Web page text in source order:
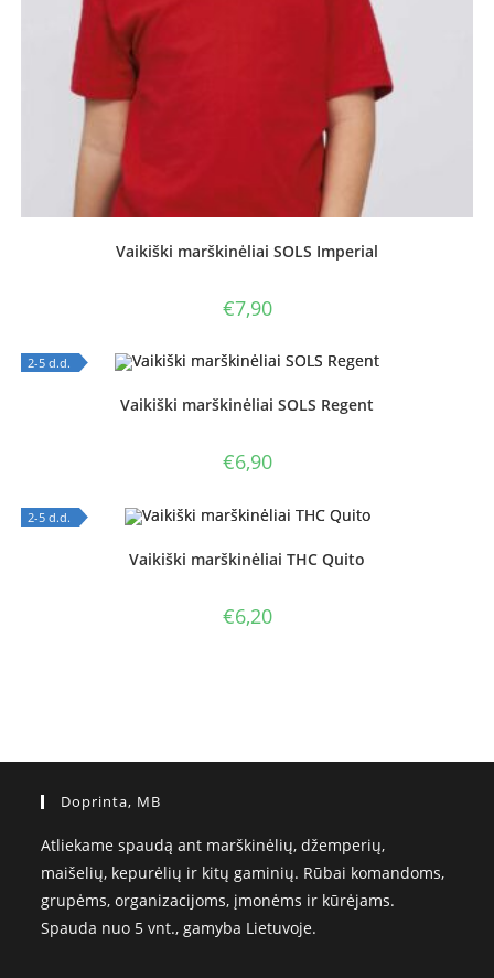
Vaikiški marškinėliai SOLS Imperial
€7,90
2-5 d.d.
Vaikiški marškinėliai SOLS Regent
€6,90
2-5 d.d.
Vaikiški marškinėliai THC Quito
€6,20
Doprinta, MB
Atliekame spaudą ant marškinėlių, džemperių,
maišelių, kepurėlių ir kitų gaminių. Rūbai komandoms,
grupėms, organizacijoms, įmonėms ir kūrėjams.
Spauda nuo 5 vnt., gamyba Lietuvoje.